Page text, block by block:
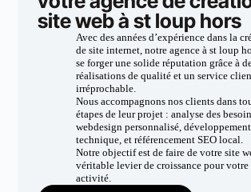
site web à st loup hors
Avec des années d’expérience dans la
de site internet, notre agence à st loup
se forger une solide réputation grâce à
réalisations de qualité et un service
irréprochable.
Nous accompagnons nos clients dans
étapes de leur projet : analyse des
webdesign personnalisé, développement
technique, et référencement SEO local.
Notre objectif est de faire de votre site
véritable levier de croissance pour votre
activité.